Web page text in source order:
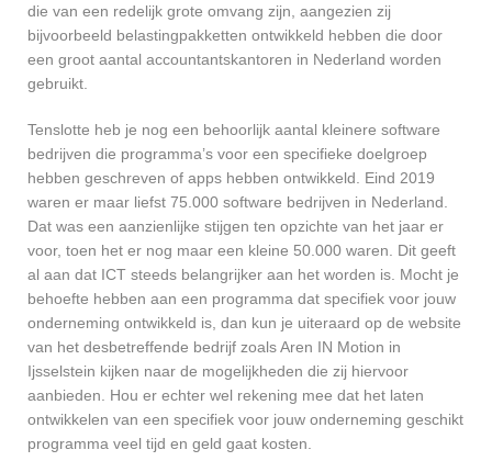
die van een redelijk grote omvang zijn, aangezien zij
bijvoorbeeld belastingpakketten ontwikkeld hebben die door
een groot aantal accountantskantoren in Nederland worden
gebruikt.
Tenslotte heb je nog een behoorlijk aantal kleinere software
bedrijven die programma’s voor een specifieke doelgroep
hebben geschreven of apps hebben ontwikkeld. Eind 2019
waren er maar liefst 75.000 software bedrijven in Nederland.
Dat was een aanzienlijke stijgen ten opzichte van het jaar er
voor, toen het er nog maar een kleine 50.000 waren. Dit geeft
al aan dat ICT steeds belangrijker aan het worden is. Mocht je
behoefte hebben aan een programma dat specifiek voor jouw
onderneming ontwikkeld is, dan kun je uiteraard op de website
van het desbetreffende bedrijf zoals Aren IN Motion in
Ijsselstein kijken naar de mogelijkheden die zij hiervoor
aanbieden. Hou er echter wel rekening mee dat het laten
ontwikkelen van een specifiek voor jouw onderneming geschikt
programma veel tijd en geld gaat kosten.